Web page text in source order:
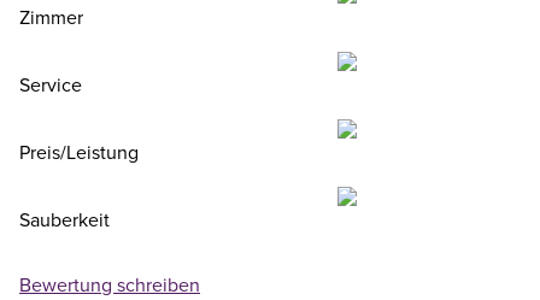
Zimmer
Service
Preis/Leistung
Sauberkeit
Bewertung schreiben